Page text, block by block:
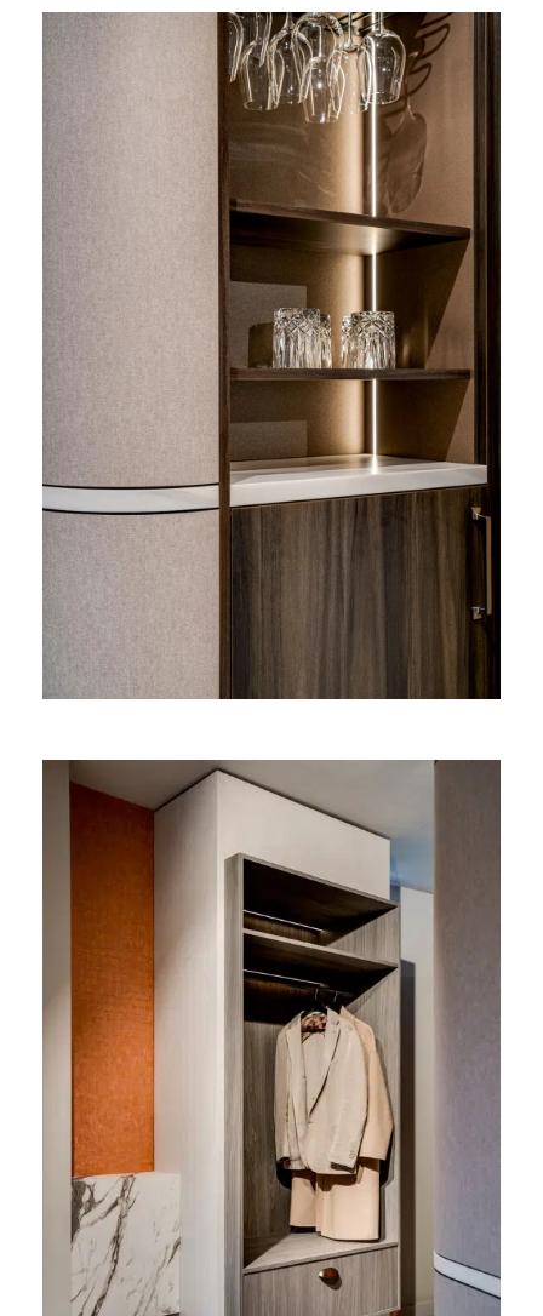
Special kunstwerk van
DecoLegno
Details in afwerking
meubelmaatwerk